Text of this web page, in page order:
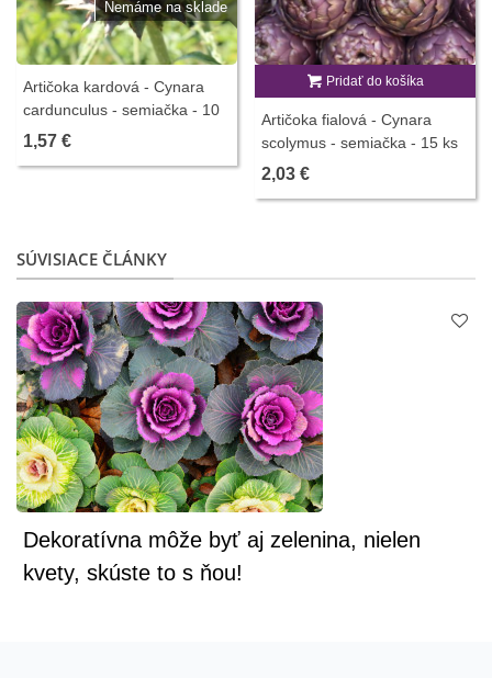
Nemáme na sklade
Artičoka kardová - Cynara
cardunculus - semiačka - 10
ks
1,57 €
Pridať do košíka
Artičoka fialová - Cynara
scolymus - semiačka - 15 ks
2,03 €
SÚVISIACE ČLÁNKY
Dekoratívna môže byť aj zelenina, nielen
kvety, skúste to s ňou!